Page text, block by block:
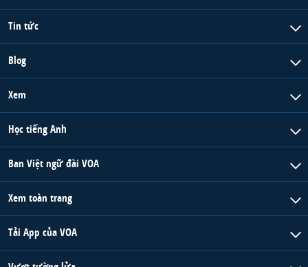
Tin tức
Blog
Xem
Học tiếng Anh
Ban Việt ngữ đài VOA
Xem toàn trang
Tải App của VOA